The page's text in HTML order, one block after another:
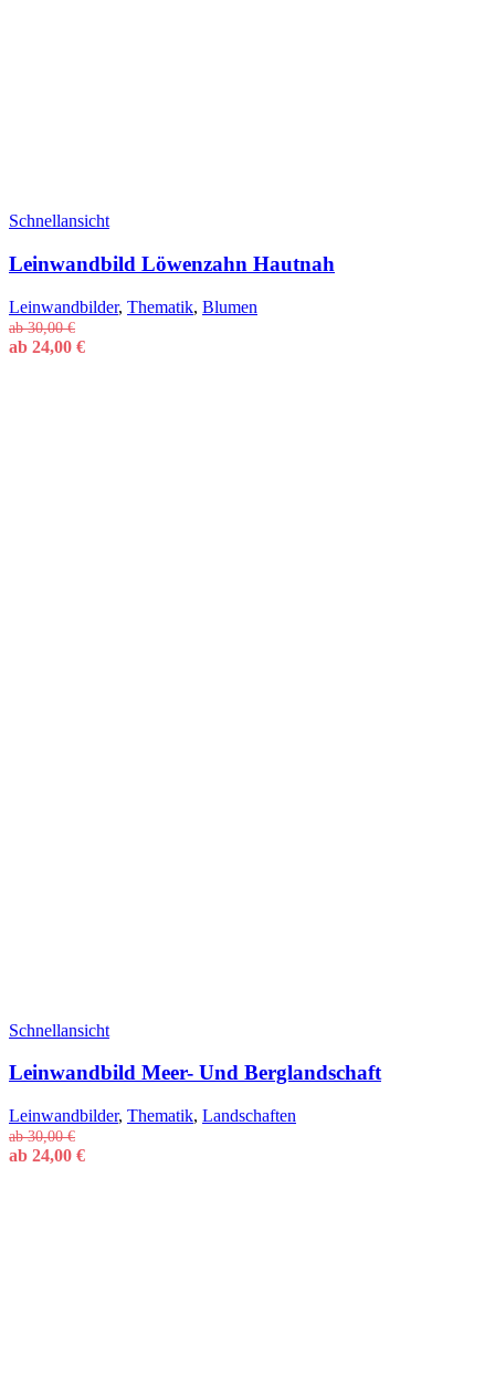
Schnellansicht
Leinwandbild Löwenzahn Hautnah
Leinwandbilder, Thematik, Blumen
ab30,00€
ab 24,00 €
Schnellansicht
Leinwandbild Meer- Und Berglandschaft
Leinwandbilder, Thematik, Landschaften
ab30,00€
ab 24,00 €